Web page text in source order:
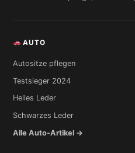
AUTO
Autositze pflegen
Testsieger 2024
Helles Leder
Schwarzes Leder
Alle Auto-Artikel →